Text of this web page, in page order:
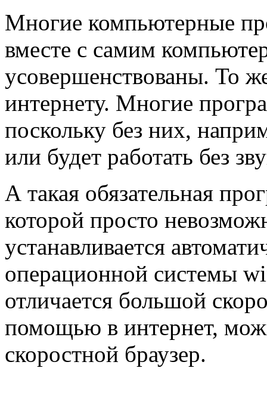
Многие компьютерные
вместе с самим
усовершенствованы. То
интернету. Многие
поскольку без них,
или будет работать без
А такая обязательная
которой просто
устанавливается
операционной системы
отличается большой
помощью в интернет,
скоростной браузер.